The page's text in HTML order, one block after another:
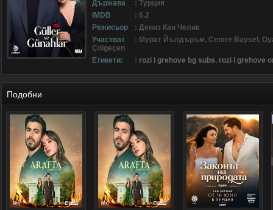
Държава
: Турция
IMDB
: 6.2
Режисьор
: Дениз Кан Челик
Участват
: Мурат Йълдъръм, Cemre Baysel,
Çölgeçen
Етикети:
: rozi i grehove bg subs, rozi i grehove
Подобни